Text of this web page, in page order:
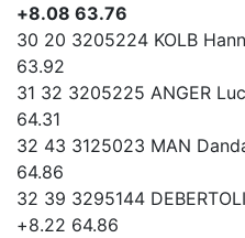
+8.08 63.76
30 20 3205224 KOLB
63.92
31 32 3205225 ANGER
64.31
32 43 3125023 MAN
64.86
32 39 3295144
+8.22 64.86